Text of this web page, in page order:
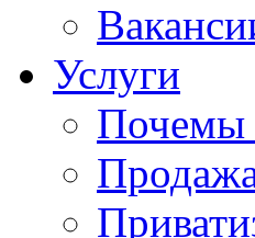
Услуги
Почемы